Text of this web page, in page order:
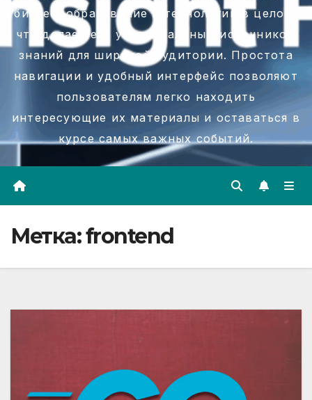
бизнес, образование и технологии в целом,
что делает его универсальным источником
знаний для широкой аудитории. Простота
навигации и удобный интерфейс позволяют
пользователям легко находить
интересующие их материалы и оставаться в
курсе самых важных событий.
Метка:frontend